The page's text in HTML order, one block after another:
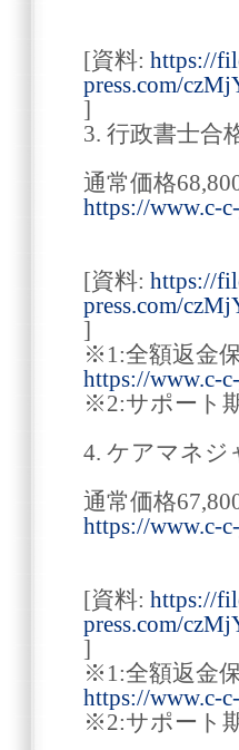
[資料: https://
press.com/
]
3. 行政書士合
通常価格
https://www.c-
[資料: https://
press.com/
]
※1:全額返金
https://www.c-
※2:サポート
4. ケアマネジ
通常価格
https://www.c-
[資料: https://
press.com/
]
※1:全額返金
https://www.c-
※2:サポート